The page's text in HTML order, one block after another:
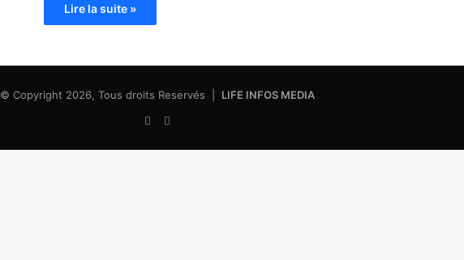
Lire la suite »
© Copyright 2026, Tous droits Reservés | LIFE INFOS MEDIA
Facebook